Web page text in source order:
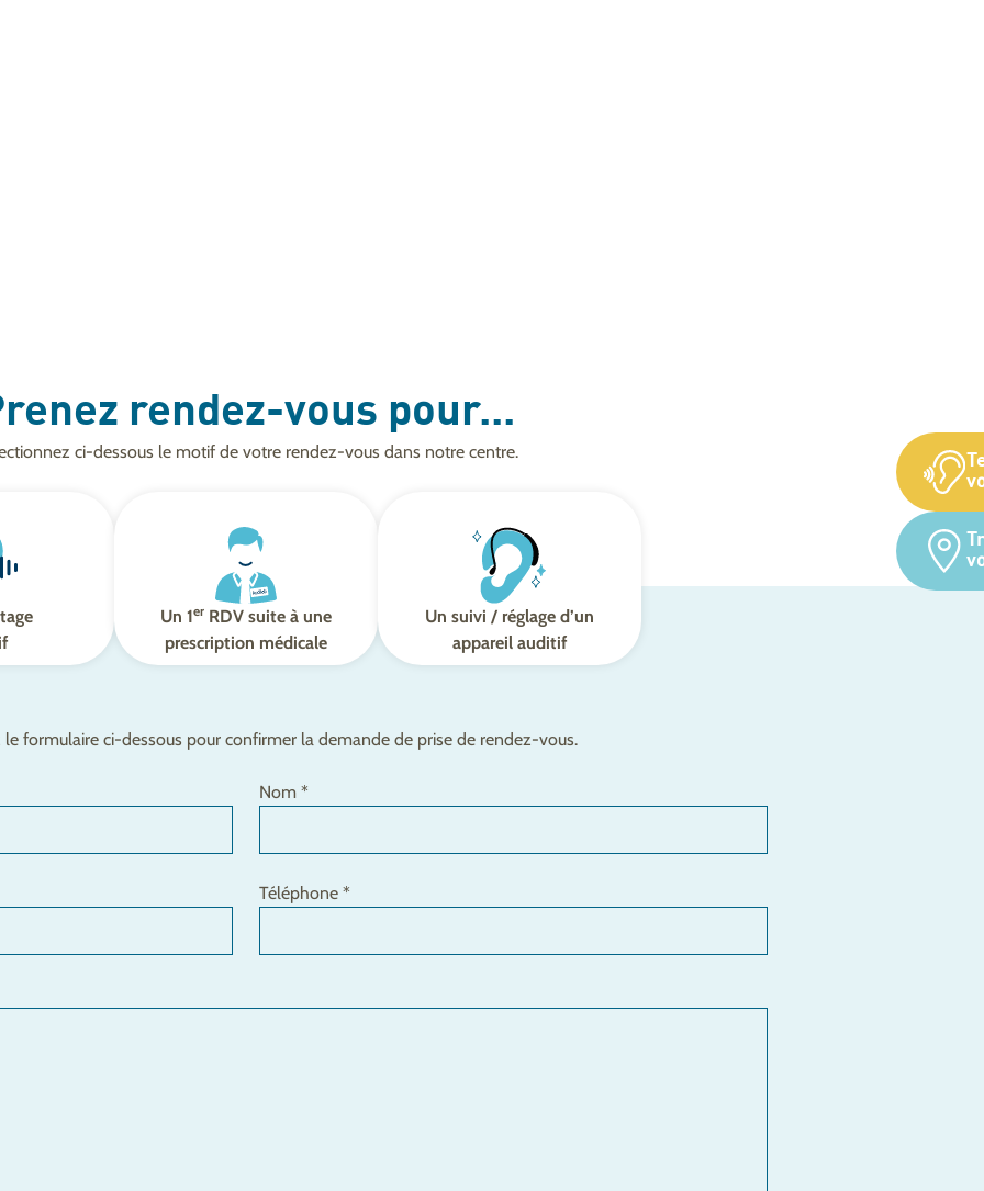
rendez-vous pour...
ci-dessous le motif de votre rendez-vous dans notre centre.
Un 1er RDV suite à une
prescription médicale
Un suivi / réglage d’un
appareil auditif
le formulaire ci-dessous pour confirmer la demande de prise de rendez-vous.
Nom *
Téléphone *